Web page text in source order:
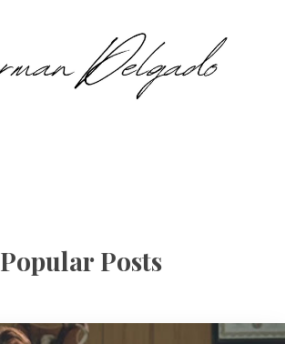
Popular Posts